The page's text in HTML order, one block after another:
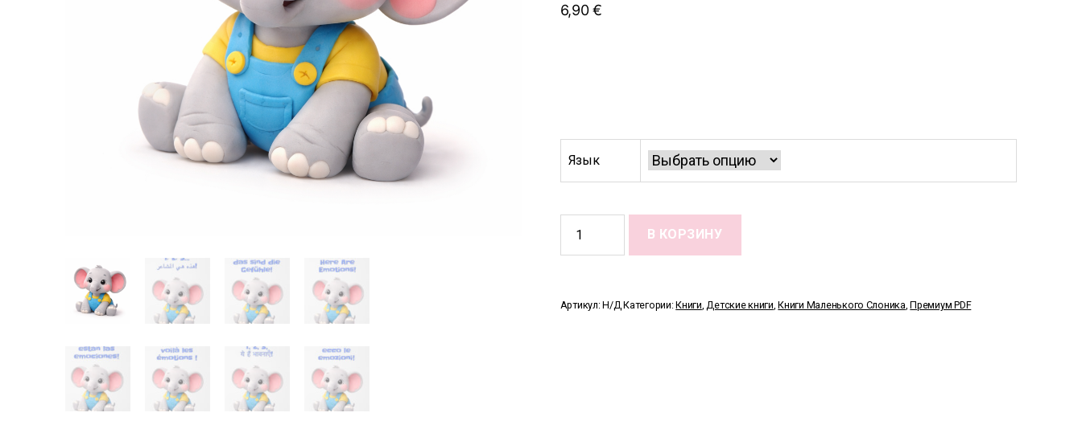
6,90€
Язык
товара
1,
Are
В КОРЗИНУ
Артикул:Н/ДКатегории:Книги,Детские книги,Книги Маленького Слоника,Премиум PDF